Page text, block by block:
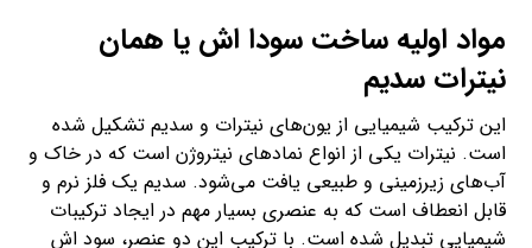
مواد اولیه ساخت سودا اش یا همان
نیترات سدیم
این ترکیب شیمیایی از یون‌های نیترات و سدیم تشکیل شده
است. نیترات یکی از انواع نمادهای نیتروژن است که در خاک و
آب‌های زیرزمینی و طبیعی یافت می‌شود. سدیم یک فلز نرم و
قابل انعطاف است که به عنصری بسیار مهم در ایجاد ترکیبات
شیمیایی تبدیل شده است. با ترکیب این دو عنصر، سود اش